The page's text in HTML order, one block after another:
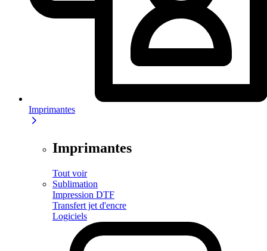
Imprimantes
Imprimantes
Tout voir
Sublimation
Impression DTF
Transfert jet d'encre
Logiciels